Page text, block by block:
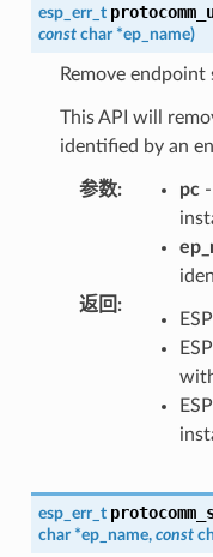
esp_err_t
const char *ep_name)
Remove
This API will
identified by an
参数: pc
返回 :
esp_err_t
char *ep_name, const